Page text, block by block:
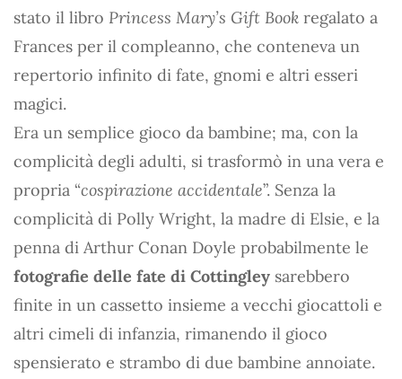
stato il libro Princess Mary’s Gift Book regalato a
Frances per il compleanno, che conteneva un
repertorio infinito di fate, gnomi e altri esseri
magici.
Era un semplice gioco da bambine; ma, con la
complicità degli adulti, si trasformò in una vera e
propria “cospirazione accidentale”. Senza la
complicità di Polly Wright, la madre di Elsie, e la
penna di Arthur Conan Doyle probabilmente le
fotografie delle fate di Cottingley sarebbero
finite in un cassetto insieme a vecchi giocattoli e
altri cimeli di infanzia, rimanendo il gioco
spensierato e strambo di due bambine annoiate.